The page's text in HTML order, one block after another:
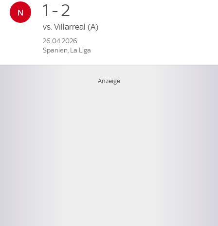
1 - 2
vs. Villarreal (A)
26.04.2026
Spanien, La Liga